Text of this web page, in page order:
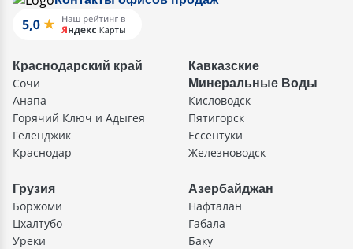
Краснодарский край
Сочи
Анапа
Горячий Ключ и Адыгея
Геленджик
Краснодар
Кавказские
Минеральные Воды
Кисловодск
Пятигорск
Ессентуки
Железноводск
Грузия
Боржоми
Цхалтубо
Уреки
Азербайджан
Нафталан
Габала
Баку